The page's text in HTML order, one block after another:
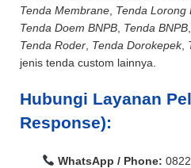
Tenda Membrane Tenda Lorong
Tenda Doem BNPB Tenda BNPB
Tenda Roder Tenda Dorokepek,
jenis tenda custom lainnya.
Hubungi Layanan
Response):
WhatsApp / Phone: